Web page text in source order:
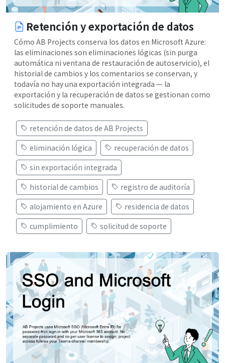
Retención y exportación de datos
Cómo AB Projects conserva los datos en Microsoft Azure:
las eliminaciones son eliminaciones lógicas (sin purga
automática ni ventana de restauración de autoservicio), el
historial de cambios y los comentarios se conservan, y
todavía no hay una exportación integrada — la
exportación y la recuperación de datos se gestionan como
solicitudes de soporte manuales.
retención de datos de AB Projects
eliminación lógica
recuperación de datos
sin exportación integrada
historial de cambios
registro de auditoría
alojamiento en Azure
residencia de datos
cumplimiento
solicitud de soporte